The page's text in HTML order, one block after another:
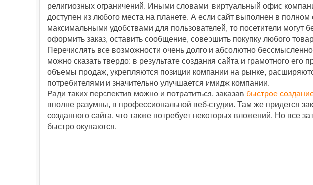
религиозных ограничений. Иными словами, виртуальный офис
доступен из любого места на планете. А если сайт выполнен в полном
максимальными удобствами для пользователей, то посетители могут
оформить заказ, оставить сообщение, совершить покупку любого
Перечислять все возможности очень долго и абсолютно
можно сказать твердо: в результате создания сайта и грамотного его
объемы продаж, укрепляются позиции компании на рынке,
потребителями и значительно улучшается имидж компании.
Ради таких перспектив можно и потратиться, заказав быстрое
вполне разумны, в профессиональной веб-студии. Там же придется
созданного сайта, что также потребует некоторых вложений. Но все
быстро окупаются.